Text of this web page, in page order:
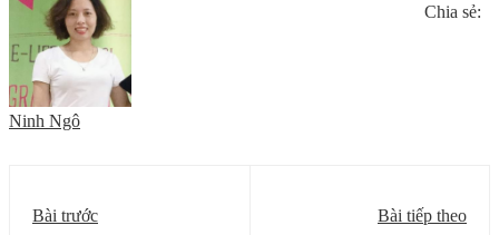
Chia sẻ:
Ninh Ngô
Bài trước Bài tiếp theo